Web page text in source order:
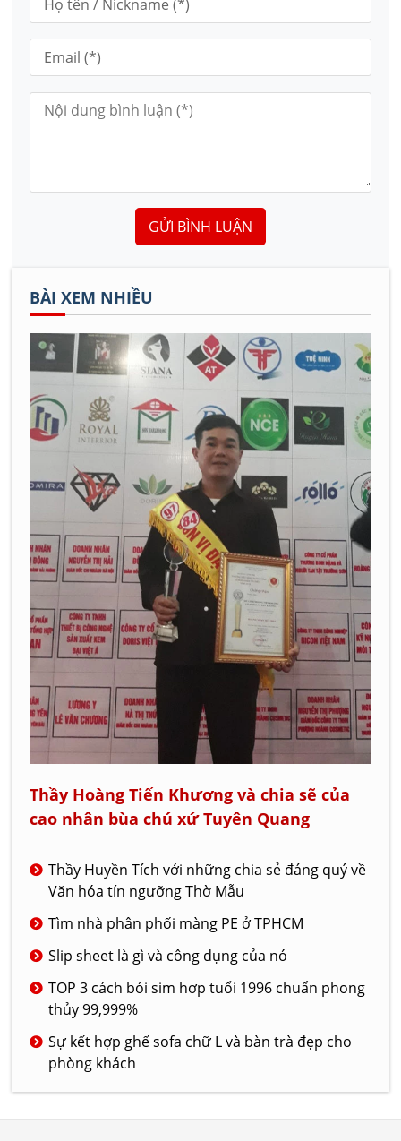
GỬI BÌNH LUẬN
BÀI XEM NHIỀU
Thầy Hoàng Tiến Khương và chia sẽ của
cao nhân bùa chú xứ Tuyên Quang
Thầy Huyền Tích với những chia sẻ đáng quý về
Văn hóa tín ngưỡng Thờ Mẫu
Tìm nhà phân phối màng PE ở TPHCM
Slip sheet là gì và công dụng của nó
TOP 3 cách bói sim hơp tuổi 1996 chuẩn phong
thủy 99,999%
Sự kết hợp ghế sofa chữ L và bàn trà đẹp cho
phòng khách